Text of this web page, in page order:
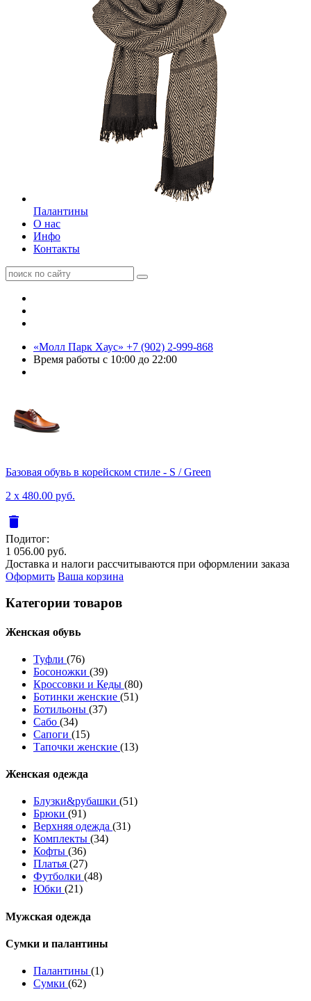
Палантины
О нас
Инфо
Контакты
«Молл Парк Хаус» +7 (902) 2-999-868
Время работы с 10:00 до 22:00
Базовая обувь в корейском стиле - S / Green
2 x 480.00 руб.
delete
Подитог:
1 056.00 руб.
Доставка и налоги рассчитываются при оформлении заказа
Оформить Ваша корзина
Категории товаров
Женcкая обувь
Туфли (76)
Босоножки (39)
Кроссовки и Кеды (80)
Ботинки женские (51)
Ботильоны (37)
Сабо (34)
Сапоги (15)
Тапочки женские (13)
Женская одежда
Блузки&рубашки (51)
Брюки (91)
Верхняя одежда (31)
Комплекты (34)
Кофты (36)
Платья (27)
Футболки (48)
Юбки (21)
Мужская одежда
Сумки и палантины
Палантины (1)
Сумки (62)